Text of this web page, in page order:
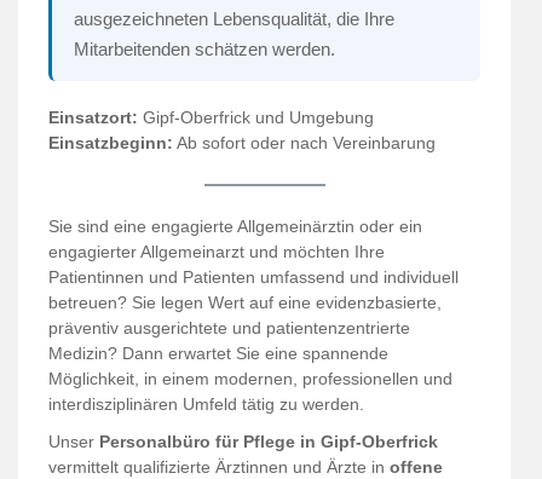
ausgezeichneten Lebensqualität, die Ihre
Mitarbeitenden schätzen werden.
Einsatzort: Gipf-Oberfrick und Umgebung
Einsatzbeginn: Ab sofort oder nach Vereinbarung
Sie sind eine engagierte Allgemeinärztin oder ein
engagierter Allgemeinarzt und möchten Ihre
Patientinnen und Patienten umfassend und individuell
betreuen? Sie legen Wert auf eine evidenzbasierte,
präventiv ausgerichtete und patientenzentrierte
Medizin? Dann erwartet Sie eine spannende
Möglichkeit, in einem modernen, professionellen und
interdisziplinären Umfeld tätig zu werden.
Unser Personalbüro für Pflege in Gipf-Oberfrick
vermittelt qualifizierte Ärztinnen und Ärzte in offene